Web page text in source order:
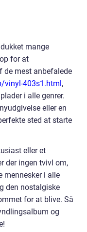
mange
for at
de mest anbefalede
vinyl-403s1.html,
i alle genrer.
eller en
sted at starte
eller et
der ingen tvivl om,
i alle
den nostalgiske
for at blive. Så
og